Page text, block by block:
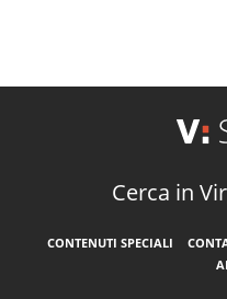
Cerca in
CONTENUTI SPECIALI